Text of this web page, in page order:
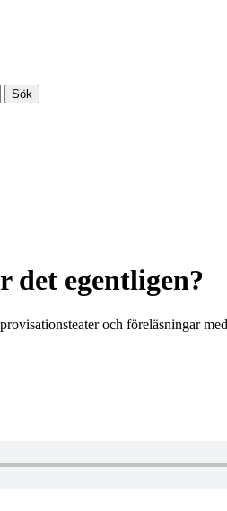
det egentligen?
och föreläsningar